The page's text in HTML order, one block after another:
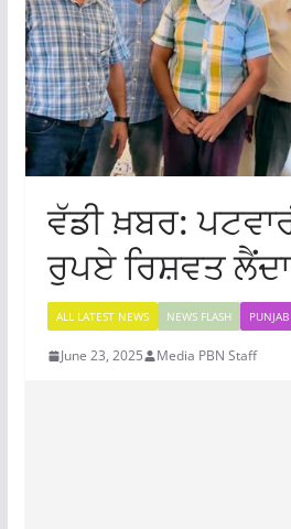
ਵੱਡੀ ਖ਼ਬਰ:
ਰੁਪਏ ਰਿਸ਼ਵਤ
ALL LATEST NEWS NEWS FLASH
June 23, 2025 Media PBN Staff